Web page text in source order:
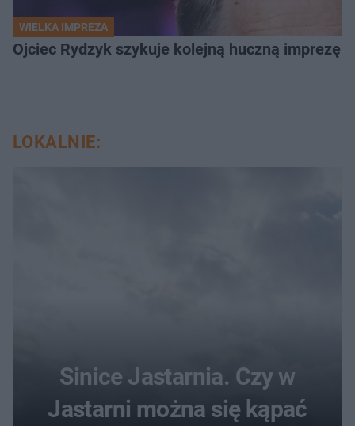
WIELKA IMPREZA
Ojciec Rydzyk szykuje kolejną huczną imprezę.
LOKALNIE:
Sinice Jastarnia. Czy w
Jastarni można się kąpać